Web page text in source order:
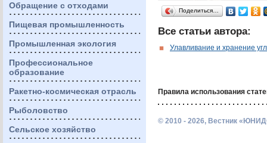
Обращение с отходами
Пищевая промышленность
Промышленная экология
Профессиональное
образование
Ракетно-космическая отрасль
Рыболовство
Сельское хозяйство
Поделиться…
Все статьи автора:
Улавливание и хранение
Правила использования
© 2010 - 2026, Вестник